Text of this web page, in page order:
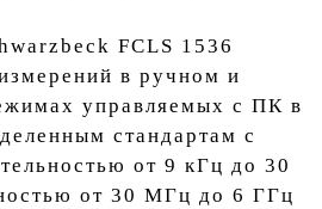
FCLS 1536
в ручном и
управляемых с ПК в
стандартам с
от 9 кГц до 30
от 30 МГц до 6 ГГц